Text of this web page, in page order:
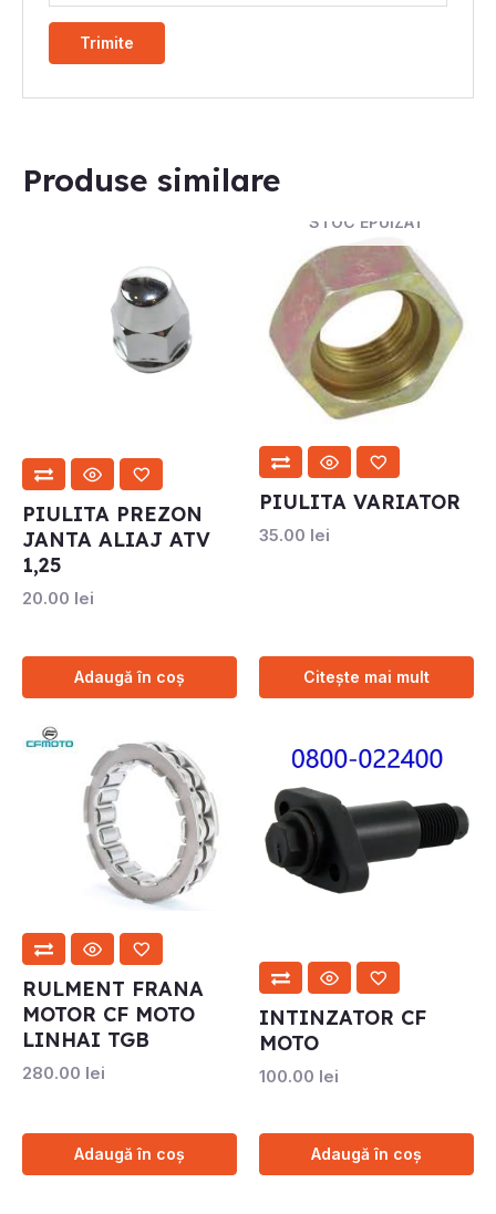
Produse similare
PIULITA PREZON
JANTA ALIAJ ATV
1,25
20.00 lei
Adaugă în coș
STOC EPUIZAT
PIULITA VARIATOR
35.00 lei
Citește mai mult
RULMENT FRANA
MOTOR CF MOTO
LINHAI TGB
280.00 lei
Adaugă în coș
INTINZATOR CF
MOTO
100.00 lei
Adaugă în coș